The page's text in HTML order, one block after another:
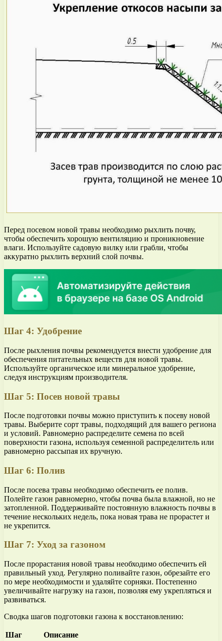
Перед посевом новой травы необходимо рыхлить почву,
чтобы обеспечить хорошую вентиляцию и проникновение
влаги. Используйте садовую вилку или грабли, чтобы
аккуратно рыхлить верхний слой почвы.
Шаг 4: Удобрение
После рыхления почвы рекомендуется внести удобрение для
обеспечения питательных веществ для новой травы.
Используйте органическое или минеральное удобрение,
следуя инструкциям производителя.
Шаг 5: Посев новой травы
После подготовки почвы можно приступить к посеву новой
травы. Выберите сорт травы, подходящий для вашего региона
и условий. Равномерно распределите семена по всей
поверхности газона, используя семенной распределитель или
равномерно рассыпая их вручную.
Шаг 6: Полив
После посева травы необходимо обеспечить ее полив.
Полейте газон равномерно, чтобы почва была влажной, но не
затопленной. Поддерживайте постоянную влажность почвы в
течение нескольких недель, пока новая трава не прорастет и
не укрепится.
Шаг 7: Уход за газоном
После прорастания новой травы необходимо обеспечить ей
правильный уход. Регулярно поливайте газон, обрезайте его
по мере необходимости и удаляйте сорняки. Постепенно
увеличивайте нагрузку на газон, позволяя ему укрепляться и
развиваться.
Сводка шагов подготовки газона к восстановлению:
Шаг
Описание